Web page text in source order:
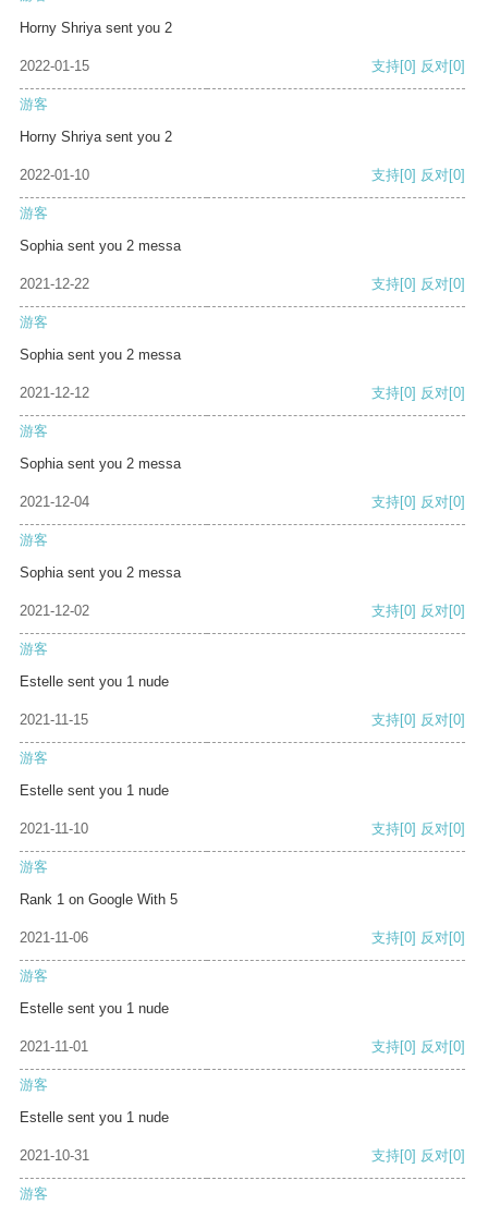
Horny Shriya sent you 2
2022-01-15 支持[0] 反对[0]
游客
Horny Shriya sent you 2
2022-01-10 支持[0] 反对[0]
游客
Sophia sent you 2 messa
2021-12-22 支持[0] 反对[0]
游客
Sophia sent you 2 messa
2021-12-12 支持[0] 反对[0]
游客
Sophia sent you 2 messa
2021-12-04 支持[0] 反对[0]
游客
Sophia sent you 2 messa
2021-12-02 支持[0] 反对[0]
游客
Estelle sent you 1 nude
2021-11-15 支持[0] 反对[0]
游客
Estelle sent you 1 nude
2021-11-10 支持[0] 反对[0]
游客
Rank 1 on Google With 5
2021-11-06 支持[0] 反对[0]
游客
Estelle sent you 1 nude
2021-11-01 支持[0] 反对[0]
游客
Estelle sent you 1 nude
2021-10-31 支持[0] 反对[0]
游客